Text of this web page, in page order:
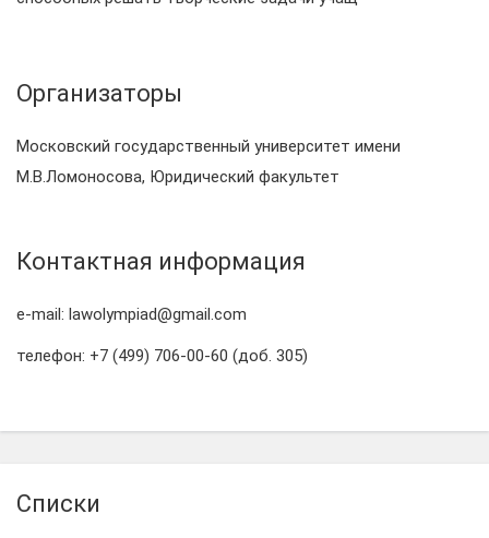
Организаторы
Московский государственный университет имени
М.В.Ломоносова, Юридический факультет
Контактная информация
e-mail: lawolympiad@gmail.com
телефон: +7 (499) 706-00-60 (доб. 305)
Списки